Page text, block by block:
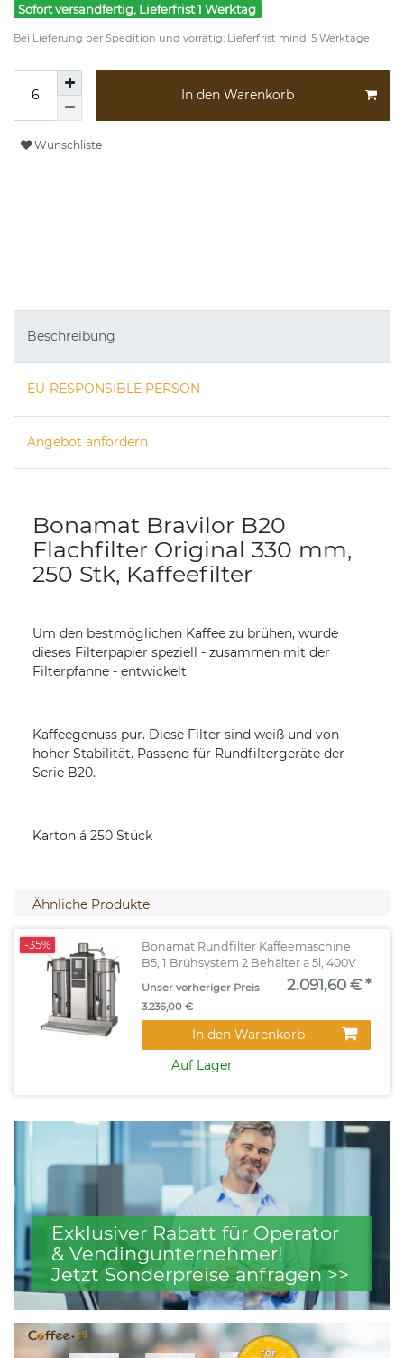
Sofort versandfertig, Lieferfrist 1 Werktag
Bei Lieferung per Spedition und vorrätig: Lieferfrist mind. 5 Werktage
In den Warenkorb
Wunschliste
Beschreibung
EU-RESPONSIBLE PERSON
Angebot anfordern
Bonamat Bravilor B20
Flachfilter Original 330 mm,
250 Stk, Kaffeefilter
Um den bestmöglichen Kaffee zu brühen, wurde
dieses Filterpapier speziell - zusammen mit der
Filterpfanne - entwickelt.
Kaffeegenuss pur. Diese Filter sind weiß und von
hoher Stabilität. Passend für Rundfiltergeräte der
Serie B20.
Karton á 250 Stück
Ähnliche Produkte
-35%
Bonamat Rundfilter Kaffeemaschine
B5, 1 Brühsystem 2 Behälter a 5l, 400V
Unser vorheriger Preis
3.236,00 €
2.091,60 € *
In den Warenkorb
Auf Lager
Exklusiver Rabatt für Operator
& Vendingunternehmer!
Jetzt Sonderpreise anfragen >>